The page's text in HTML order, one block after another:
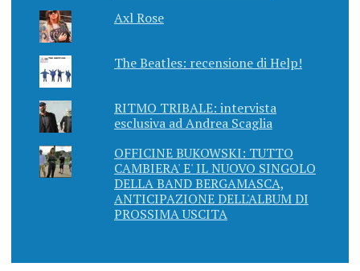
Axl Rose
The Beatles: recensione di Help!
RITMO TRIBALE: intervista
esclusiva ad Andrea Scaglia
OFFICINE BUKOWSKI: TUTTO
CAMBIERA' E' IL NUOVO SINGOLO
DELLA BAND BERGAMASCA,
ANTICIPAZIONE DELL'ALBUM DI
PROSSIMA USCITA